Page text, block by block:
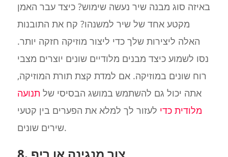
באיזה סוג מבנה שיר נעשה שימוש? כיצד עבר האמן
מקטע אחד של שיר למשנהו? קח את התובנות
האלה ליצירות שלך כדי ליצור מוזיקה חזקה יותר.
נסו לשמוע כיצד מבנים מלודיים שונים יוצרים מצבי
רוח שונים במוזיקה. אם למדת קצת תורת המוזיקה,
אתה יכול גם להשתמש במושג הבסיסי של תנועה
מלודית כדי לעזור לך למלא את הפערים בין קטעי
שירים שונים.